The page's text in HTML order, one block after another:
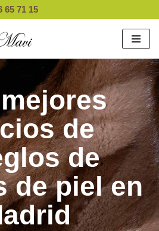
65 71 15
de
de
de piel en
herramientas